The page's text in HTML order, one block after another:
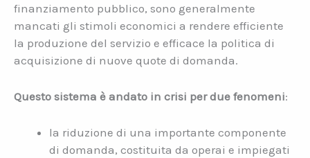
finanziamento pubblico, sono generalmente
mancati gli stimoli economici a rendere efficiente
la produzione del servizio e efficace la politica di
acquisizione di nuove quote di domanda.
Questo sistema è andato in crisi per due fenomeni:
la riduzione di una importante componente
di domanda, costituita da operai e impiegati